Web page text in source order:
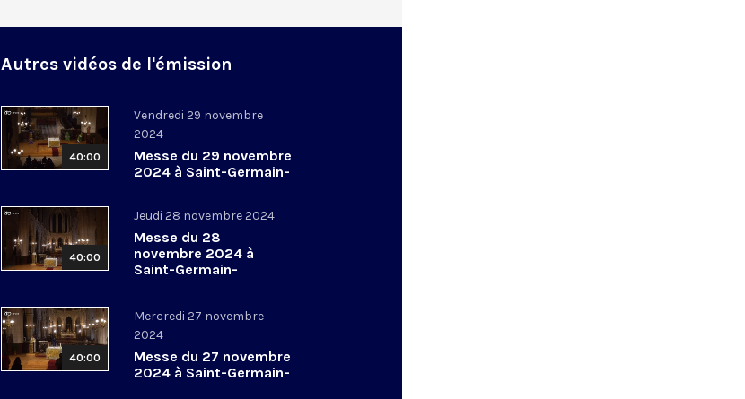
Autres vidéos de l'émission
40:00
Vendredi 29 novembre
2024
Messe du 29 novembre
2024 à Saint-Germain-
40:00
Jeudi 28 novembre 2024
Messe du 28
novembre 2024 à
Saint-Germain-
40:00
Mercredi 27 novembre
2024
Messe du 27 novembre
2024 à Saint-Germain-